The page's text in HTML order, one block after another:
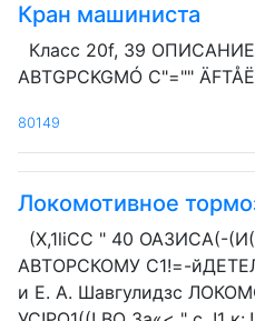
Кран машиниста
Класс 20f, 39
ABTGPCKGMÓ C"=""
80149
Локомотивное
(X,1liCC " 40 ОАЗИСА(-
АВТОРСКОМУ С1!=-
и E. А. Шавгулидзс